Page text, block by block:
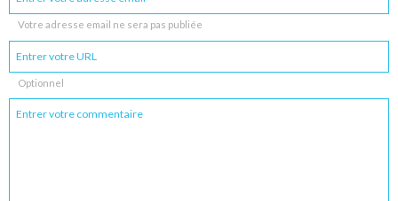
Votre adresse email ne sera pas publiée
Optionnel